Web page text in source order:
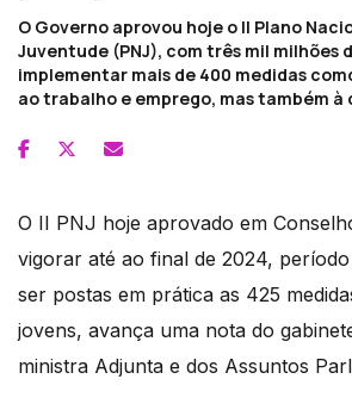
O Governo aprovou hoje o II Plano
Juventude (PNJ), com três mil milhões
implementar mais de 400 medidas
ao trabalho e emprego, mas também à
O II PNJ hoje aprovado em
vigorar até ao final de 2024,
ser postas em prática as 425
jovens, avança uma nota do
ministra Adjunta e dos Assuntos